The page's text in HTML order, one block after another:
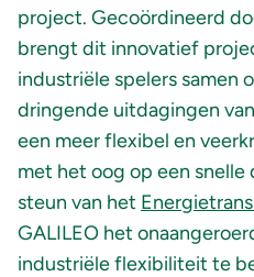
project. Gecoördineerd
brengt dit innovatief
industriële spelers samen
dringende uitdagingen
een meer flexibel en
met het oog op een snelle
steun van het
GALILEO het
industriële flexibiliteit te